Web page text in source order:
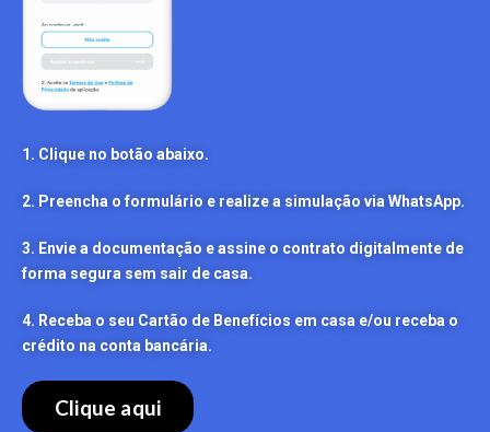
1. Clique no botão abaixo.
2. Preencha o formulário e realize a simulação via WhatsApp.
3. Envie a documentação e assine o contrato digitalmente de
forma segura sem sair de casa.
4. Receba o seu Cartão de Benefícios em casa e/ou receba o
crédito na conta bancária.
Clique aqui